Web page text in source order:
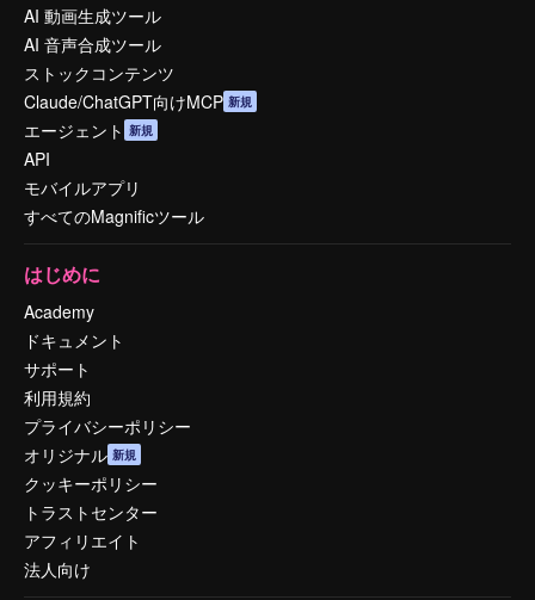
AI 動画生成ツール
AI 音声合成ツール
ストックコンテンツ
Claude/ChatGPT向けMCP 新規
エージェント 新規
API
モバイルアプリ
すべてのMagnificツール
はじめに
Academy
ドキュメント
サポート
利用規約
プライバシーポリシー
オリジナル 新規
クッキーポリシー
トラストセンター
アフィリエイト
法人向け